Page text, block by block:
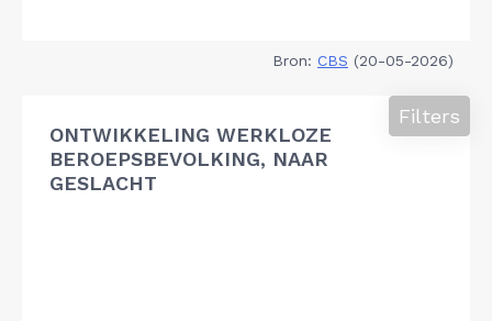
Bron: CBS (20-05-2026)
ONTWIKKELING WERKLOZE
BEROEPSBEVOLKING, NAAR
GESLACHT
Filters